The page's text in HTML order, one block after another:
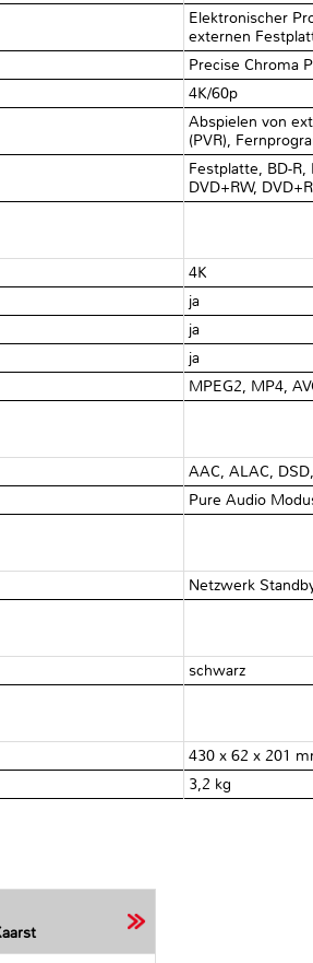
Elektronischer
externen
Precise Chroma
4K/60p
Abspielen von
(PVR),
Festplatte, BD-R,
DVD+RW,
4K
ja
ja
ja
MPEG2, MP4,
AAC, ALAC,
Pure Audio
Netzwerk
schwarz
430 x 62 x 201
3,2 kg